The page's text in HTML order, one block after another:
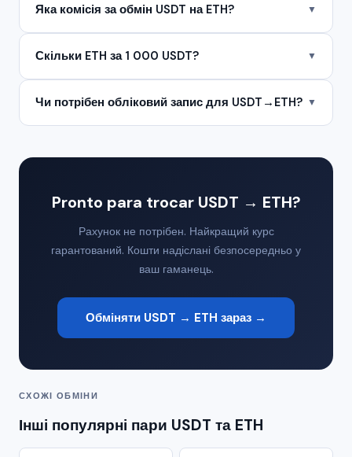
Яка комісія за обмін USDT на ETH? ▼
Скільки ETH за 1 000 USDT? ▼
Чи потрібен обліковий запис для USDT→ETH? ▼
Pronto para trocar USDT → ETH?
Рахунок не потрібен. Найкращий курс
гарантований. Кошти надіслані безпосередньо у
ваш гаманець.
Обміняти USDT → ETH зараз →
СХОЖІ ОБМІНИ
Інші популярні пари USDT та ETH